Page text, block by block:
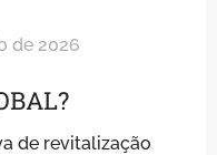
de 2026
de revitalização